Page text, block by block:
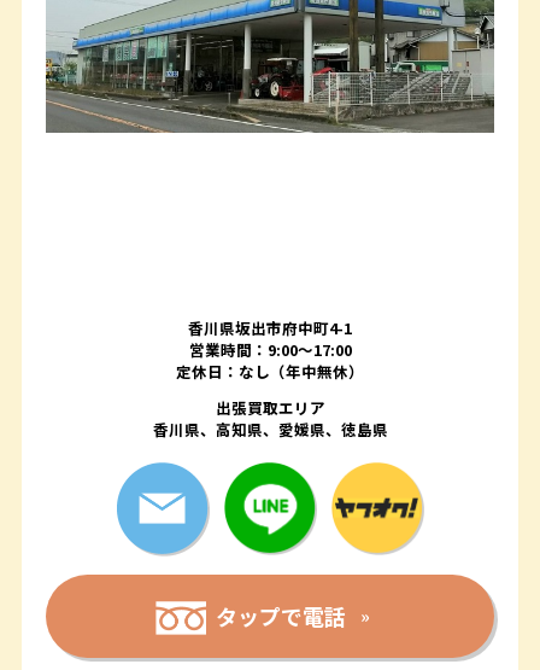
香川県坂出市府中町4-1
営業時間：9:00～17:00
定休日：なし（年中無休）
出張買取エリア
香川県、高知県、愛媛県、徳島県
タップで電話